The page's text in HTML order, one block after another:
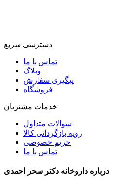
دسترسی سریع
تماس با ما
وبلاگ
پیگیری سفارش
فروشگاه
خدمات مشتریان
سوالات متداول
رویه بازگردانی کالا
حریم خصوصی
تماس با ما
درباره داروخانه دکتر سحر احمدی